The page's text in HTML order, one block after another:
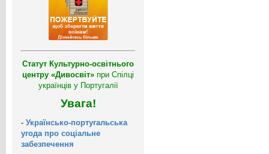
Статут Культурно-освітнього
центру «Дивосвіт» при Спілці
українців у Португалії
Увага!
- Українсько-португальська
угода про соціальне
забезпечення